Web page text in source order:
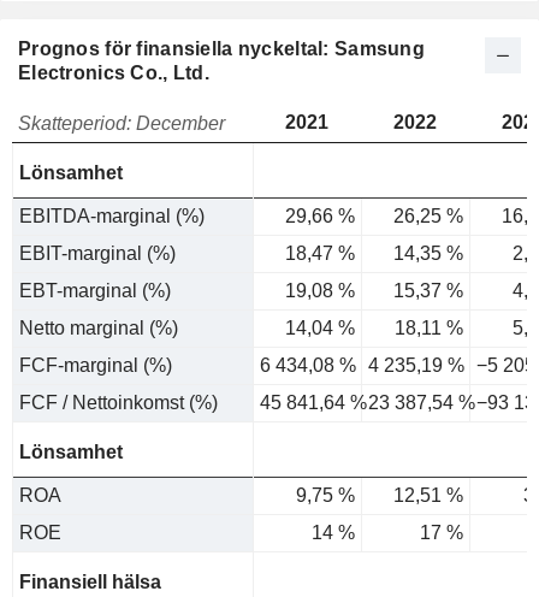
Prognos för finansiella nyckeltal: Samsung
Electronics Co., Ltd.
Skatteperiod: December 2021 2022
Lönsamhet
EBITDA-marginal (%) 29,66 % 26,25 %
EBIT-marginal (%)
18,47 % 14,35 %
EBT-marginal (%)
19,08 % 15,37 %
Netto marginal (%)
14,04 % 18,11 %
FCF-marginal (%)
6 434,08 % 4 235,19 % −5
FCF / Nettoinkomst (%)
45 841,64 %23 387,54 %−93
Lönsamhet
ROA 9,75 % 12,51 %
ROE
14 % 17 %
Finansiell hälsa